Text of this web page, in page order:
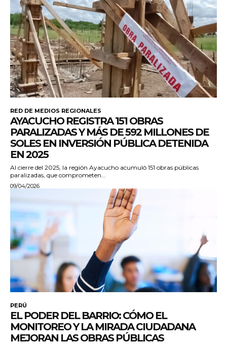
RED DE MEDIOS REGIONALES
AYACUCHO REGISTRA 151 OBRAS
PARALIZADAS Y MÁS DE 592 MILLONES DE
SOLES EN INVERSIÓN PÚBLICA DETENIDA
EN 2025
Al cierre del 2025, la región Ayacucho acumuló 151 obras públicas
paralizadas, que comprometen...
09/04/2026
PERÚ
EL PODER DEL BARRIO: CÓMO EL
MONITOREO Y LA MIRADA CIUDADANA
MEJORAN LAS OBRAS PÚBLICAS